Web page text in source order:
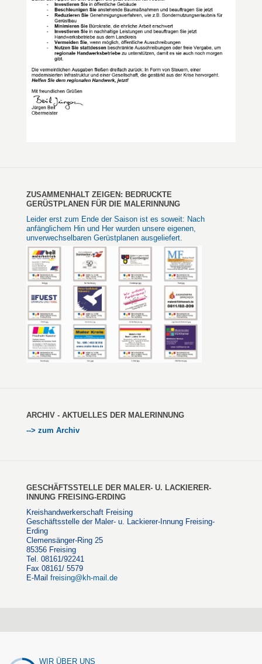
ZUSAMMENHALT ZEIGEN: BEDRUCKTE
GERÜSTPLANEN FÜR DIE MALERINNUNG
Leider erst zum Ende der Saison ist es soweit: Nach
anfänglichem Hin und Her wurden unsere eigenen,
unverwechselbaren Gerüstplanen ausgeliefert.
ARCHIV - AKTUELLES DER MALERINNUNG
--> zum Archiv
GESCHÄFTSSTELLE DER MALER- U. LACKIERER-
INNUNG FREISING-ERDING
Kreishandwerkerschaft Freising
Geschäftsstelle der Maler- u. Lackierer-Innung Freising-
Erding
Clemensänger-Ring 25
85356 Freising
Tel. 08161/92241
Fax 08161/ 5579
E-Mail freising@kh-mail.de
WIR ÜBER UNS